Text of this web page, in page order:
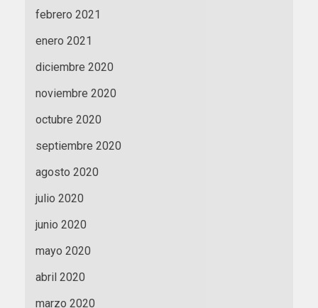
febrero 2021
enero 2021
diciembre 2020
noviembre 2020
octubre 2020
septiembre 2020
agosto 2020
julio 2020
junio 2020
mayo 2020
abril 2020
marzo 2020